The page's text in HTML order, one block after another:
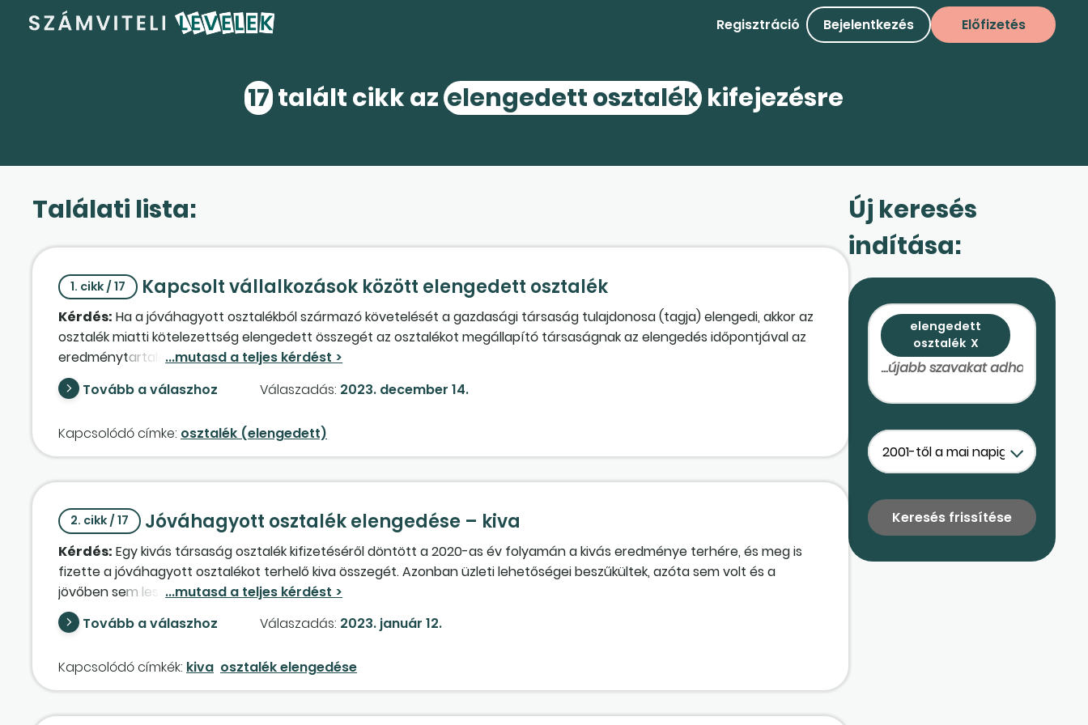
Regisztráció Bejelentkezés Előfizetés
17 talált cikk az elengedett osztalék kifejezésre
Találati lista:
1. cikk / 17 Kapcsolt vállalkozások között elengedett osztalék
Kérdés: Ha a jóváhagyott osztalékból származó követelését a gazdasági társaság tulajdonosa (tagja) elengedi, akkor az
osztalék miatti kötelezettség elengedett összegét az osztalékot megállapító társaságnak az elengedés időpontjával az
eredménytartalék növekedéseként kell kimutatnia. Az elengedett osztalékot a tulajdonos társaságnál egyéb ráfordításra
vagy a pénzügyi műveletek egyéb ráfordítására kell könyvelni? (A kérdés azért merült fel, mert a kapott osztalék előírása
a pénzügyi műveletek bevételei között szerepel.)
Tovább a válaszhoz Válaszadás: 2023. december 14.
Kapcsolódó címke: osztalék (elengedett)
2. cikk / 17 Jóváhagyott osztalék elengedése – kiva
Kérdés: Egy kivás társaság osztalék kifizetéséről döntött a 2020-as év folyamán a kivás eredménye terhére, és meg is
fizette a jóváhagyott osztalékot terhelő kiva összegét. Azonban üzleti lehetőségei beszűkültek, azóta sem volt és a
jövőben sem lesz lehetősége az osztalékot kifizetni. Felmerült az osztalék elengedésének lehetősége. Azonban a
kivatörvényben nem lelhető fel erre vonatkozó rendelkezés, a csökkentő tételek között nem szerepel az elengedett
osztalék. Lehetséges, hogy az osztalék elengedése esetén a már megfizetett kiva összege elvész, azt nem tudja
Tovább a válaszhoz Válaszadás: 2023. január 12.
Kapcsolódó címkék: kiva osztalék elengedése
Új keresés
indítása:
elengedett
osztalék X